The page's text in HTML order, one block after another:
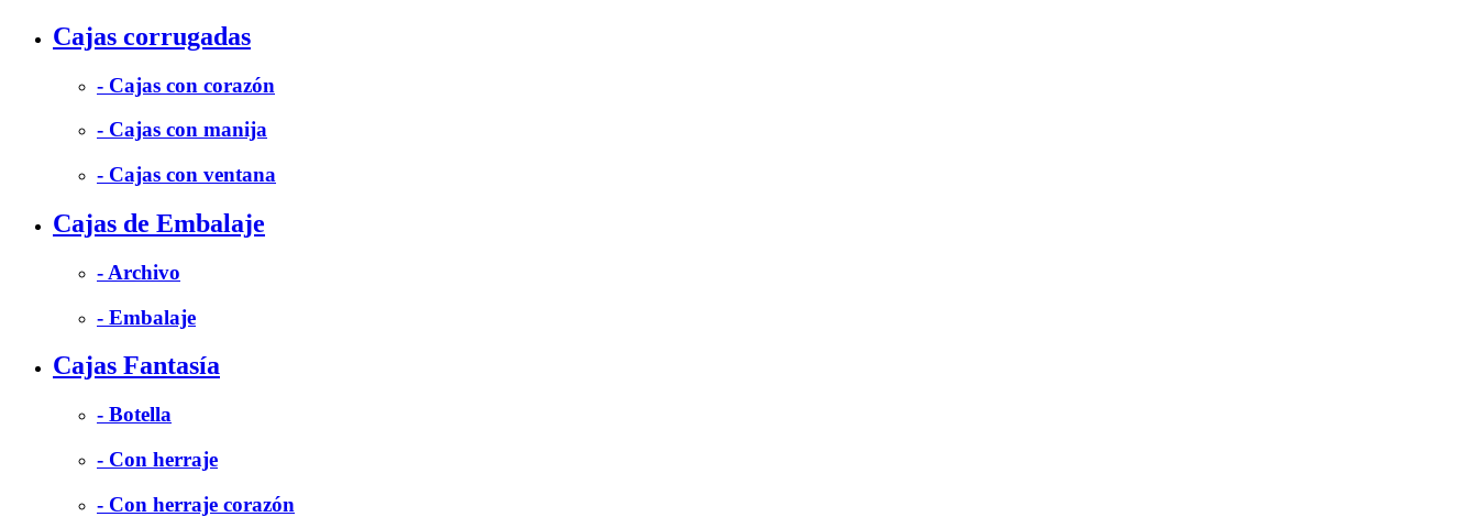
Cajas corrugadas
- Cajas con corazón
- Cajas con manija
- Cajas con ventana
Cajas de Embalaje
- Archivo
- Embalaje
Cajas Fantasía
- Botella
- Con herraje
- Con herraje corazón